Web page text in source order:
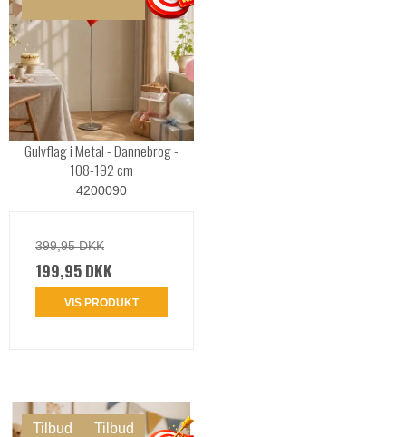
Gulvflag i Metal - Dannebrog -
108-192 cm
4200090
399,95 DKK
199,95 DKK
VIS PRODUKT
Tilbud Tilbud